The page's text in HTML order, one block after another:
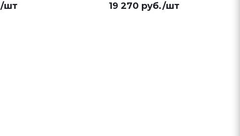
/шт 19 270 руб./шт